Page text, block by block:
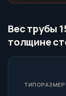
Вес трубы
толщине
ТИПОРАЗМЕР